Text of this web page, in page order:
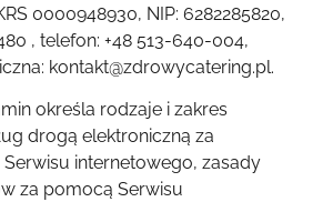
0000948930, NIP: 6282285820,
, telefon: +48 513-640-004,
kontakt@zdrowycatering.pl.
określa rodzaje i zakres
drogą elektroniczną za
internetowego, zasady
za pomocą Serwisu